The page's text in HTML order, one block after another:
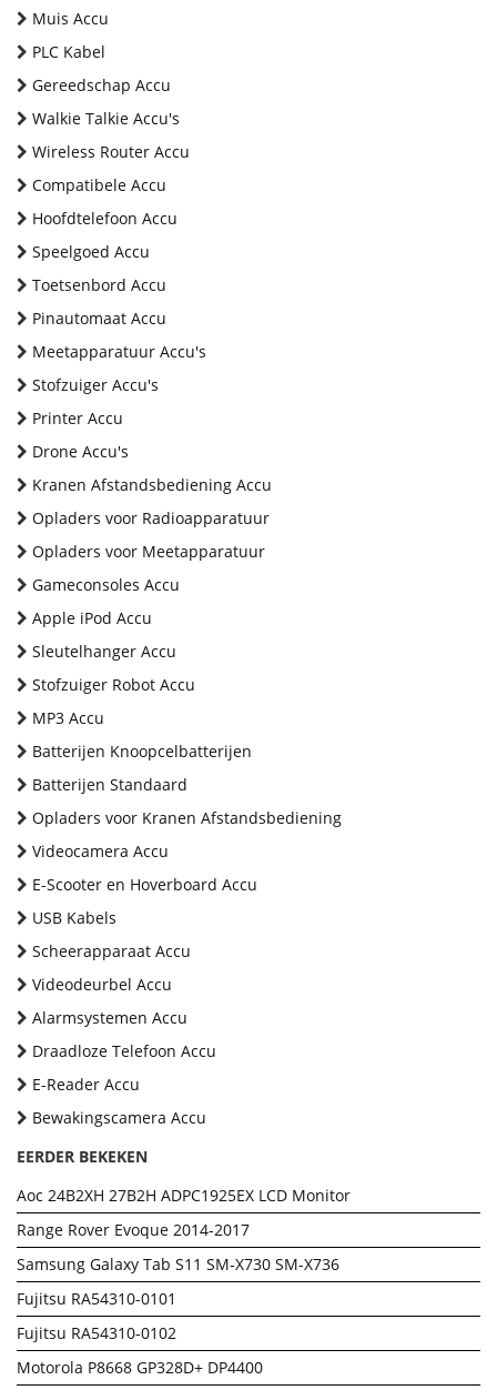
Muis Accu
PLC Kabel
Gereedschap Accu
Walkie Talkie Accu's
Wireless Router Accu
Compatibele Accu
Hoofdtelefoon Accu
Speelgoed Accu
Toetsenbord Accu
Pinautomaat Accu
Meetapparatuur Accu's
Stofzuiger Accu's
Printer Accu
Drone Accu's
Kranen Afstandsbediening Accu
Opladers voor Radioapparatuur
Opladers voor Meetapparatuur
Gameconsoles Accu
Apple iPod Accu
Sleutelhanger Accu
Stofzuiger Robot Accu
MP3 Accu
Batterijen Knoopcelbatterijen
Batterijen Standaard
Opladers voor Kranen Afstandsbediening
Videocamera Accu
E-Scooter en Hoverboard Accu
USB Kabels
Scheerapparaat Accu
Videodeurbel Accu
Alarmsystemen Accu
Draadloze Telefoon Accu
E-Reader Accu
Bewakingscamera Accu
EERDER BEKEKEN
Aoc 24B2XH 27B2H ADPC1925EX LCD Monitor
Range Rover Evoque 2014-2017
Samsung Galaxy Tab S11 SM-X730 SM-X736
Fujitsu RA54310-0101
Fujitsu RA54310-0102
Motorola P8668 GP328D+ DP4400